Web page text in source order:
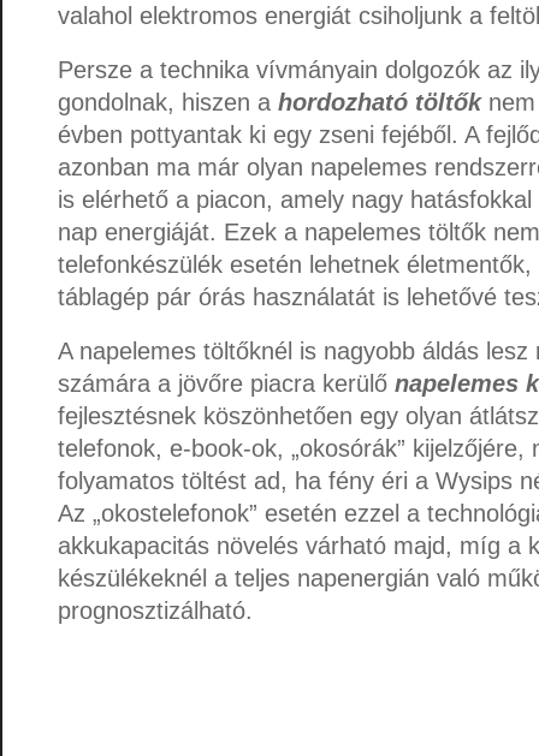
valahol elektromos energiát csiholjunk a
Persze a technika vívmányain dolgozók az
gondolnak, hiszen a hordozható töltőknem
évben pottyantak ki egy zseni fejéből. A
azonban ma már olyan napelemes
is elérhető a piacon, amely nagy
nap energiáját. Ezek a napelemes töltők
telefonkészülék esetén lehetnek
táblagép pár órás használatát is lehetővé
A napelemes töltőknél is nagyobb áldás lesz
számára a jövőre piacra kerülő napelemes
fejlesztésnek köszönhetően egy olyan
telefonok, e-book-ok, „okosórák” kijelzőjére,
folyamatos töltést ad, ha fény éri a Wysips
Az „okostelefonok” esetén ezzel a
akkukapacitás növelés várható majd, míg a
készülékeknél a teljes napenergián való
prognosztizálható.